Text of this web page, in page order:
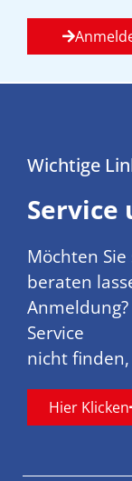
Wichtige
Service
Möchten
beraten
Service
nicht
Hier Klicken